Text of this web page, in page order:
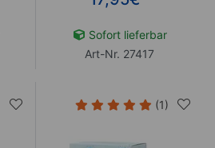
Sofort lieferbar
Art-Nr. 27417
(1)